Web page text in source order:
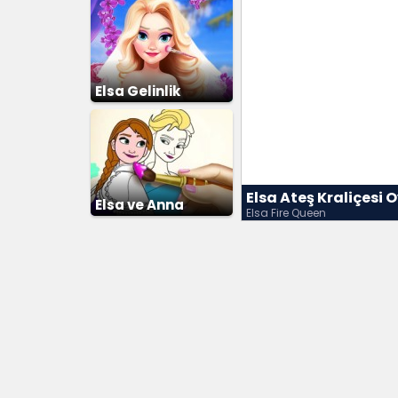
Elsa Gelinlik
Giydirme 2
Elsa ve Anna
Elsa Ateş Kraliçesi
Elsa Fire Queen